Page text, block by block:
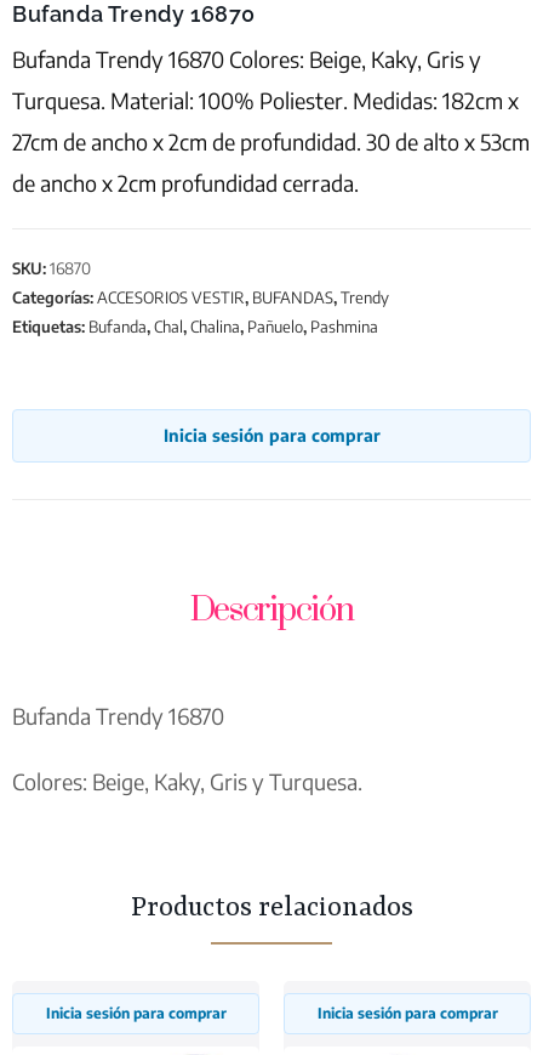
Bufanda Trendy 16870
Bufanda Trendy 16870 Colores: Beige, Kaky, Gris y
Turquesa. Material: 100% Poliester. Medidas: 182cm x
27cm de ancho x 2cm de profundidad. 30 de alto x 53cm
de ancho x 2cm profundidad cerrada.
SKU:16870
Categorías:ACCESORIOS VESTIR, BUFANDAS,Trendy
Etiquetas: Bufanda,Chal,Chalina, Pañuelo, Pashmina
Inicia sesión para comprar
Descripción
Bufanda Trendy 16870
Colores: Beige, Kaky, Gris y Turquesa.
Productos relacionados
Inicia sesión para comprar Inicia sesión para comprar